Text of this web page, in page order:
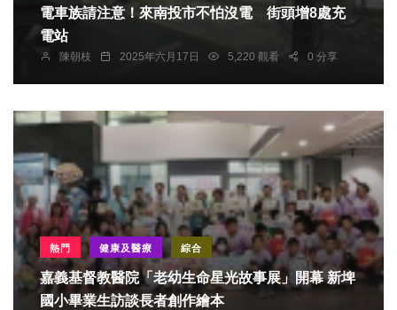
電車族請注意！來南投市不怕沒電 街頭增8處充
電站
陳朝枝 2025年六月17日 5,220 觀看 0 分享
熱門 健康及醫療 綜合
嘉義基督教醫院「老幼生命星光故事展」開幕 新埤
國小畢業生訪談長者創作繪本